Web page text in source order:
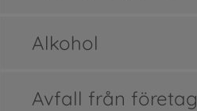
Alkohol
Avfall från företag